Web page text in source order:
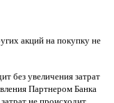
акций на покупку не
без увеличения затрат
Партнером Банка